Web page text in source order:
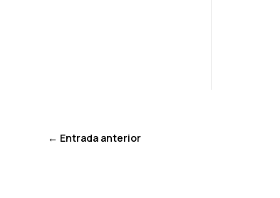
← Entrada anterior